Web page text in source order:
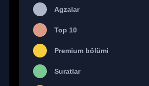
Agzalar
Top 10
Premium bölümi
Suratlar